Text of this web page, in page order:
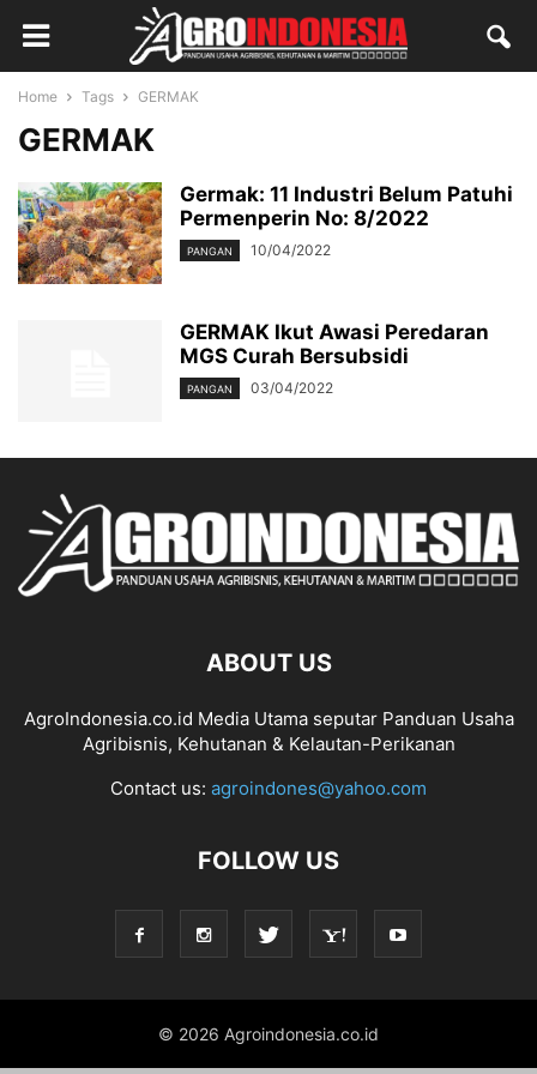
Home Tags GERMAK
GERMAK
Germak: 11 Industri Belum Patuhi
Permenperin No: 8/2022
PANGAN 10/04/2022
GERMAK Ikut Awasi Peredaran
MGS Curah Bersubsidi
PANGAN 03/04/2022
ABOUT US
AgroIndonesia.co.id Media Utama seputar Panduan Usaha
Agribisnis, Kehutanan & Kelautan-Perikanan
Contact us: agroindones@yahoo.com
FOLLOW US
© 2026 Agroindonesia.co.id